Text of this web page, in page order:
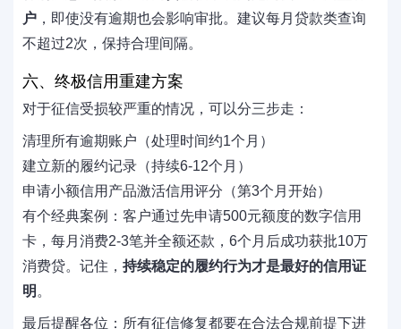
户 ，即使没有逾期也会影响审批。建议每月贷款类查询
不超过2次，保持合理间隔。
六、终极信用重建方案
对于征信受损较严重的情况，可以分三步走：
清理所有逾期账户（处理时间约1个月）
建立新的履约记录（持续6-12个月）
申请小额信用产品激活信用评分（第3个月开始）
有个经典案例：客户通过先申请500元额度的数字信用
卡，每月消费2-3笔并全额还款，6个月后成功获批10万
消费贷。记住， 持续稳定的履约行为才是最好的信用证
明 。
最后提醒各位：所有征信修复都要在合法合规前提下进